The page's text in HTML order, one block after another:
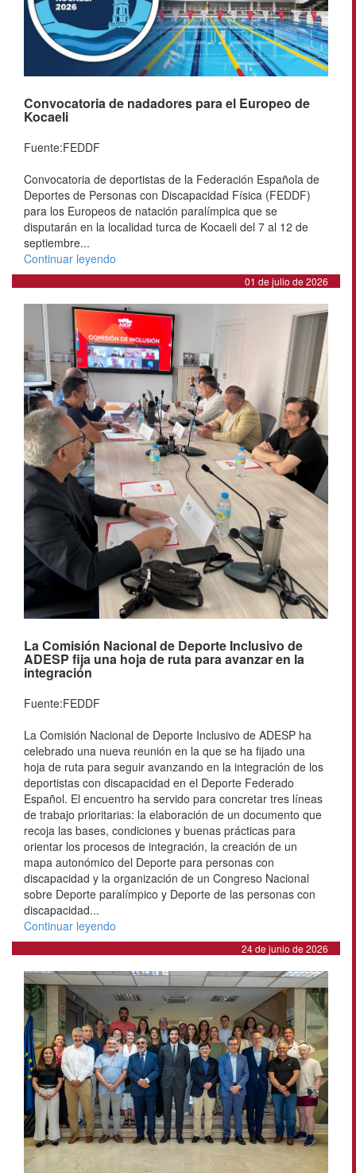
Convocatoria de nadadores para el Europeo de
Kocaeli
Fuente:FEDDF
Convocatoria de deportistas de la Federación Española de
Deportes de Personas con Discapacidad Física (FEDDF)
para los Europeos de natación paralímpica que se
disputarán en la localidad turca de Kocaeli del 7 al 12 de
septiembre...
Continuar leyendo
01 de julio de 2026
La Comisión Nacional de Deporte Inclusivo de
ADESP fija una hoja de ruta para avanzar en la
integración
Fuente:FEDDF
La Comisión Nacional de Deporte Inclusivo de ADESP ha
celebrado una nueva reunión en la que se ha fijado una
hoja de ruta para seguir avanzando en la integración de los
deportistas con discapacidad en el Deporte Federado
Español. El encuentro ha servido para concretar tres líneas
de trabajo prioritarias: la elaboración de un documento que
recoja las bases, condiciones y buenas prácticas para
orientar los procesos de integración, la creación de un
mapa autonómico del Deporte para personas con
discapacidad y la organización de un Congreso Nacional
sobre Deporte paralímpico y Deporte de las personas con
discapacidad...
Continuar leyendo
24 de junio de 2026